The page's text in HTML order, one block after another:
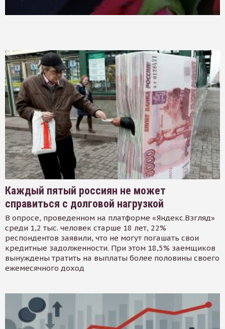
Каждый пятый россиян не может
справиться с долговой нагрузкой
В опросе, проведенном на платформе «Яндекс.Взгляд»
среди 1,2 тыс. человек старше 18 лет, 22%
респондентов заявили, что не могут погашать свои
кредитные задолженности. При этом 18,5% заемщиков
вынуждены тратить на выплаты более половины своего
ежемесячного доход